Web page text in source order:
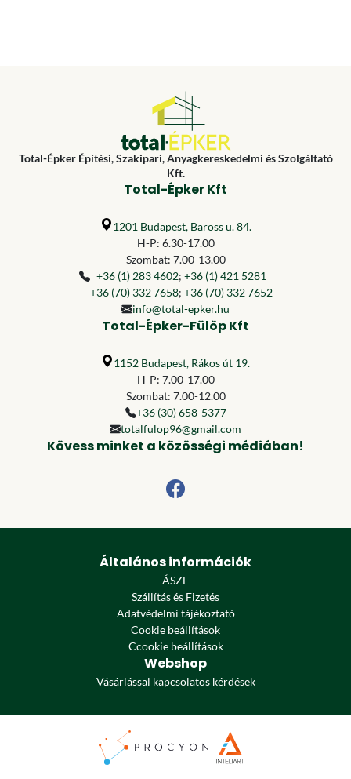
Total-Épker Építési, Szakipari, Anyagkereskedelmi és Szolgáltató
Kft.
Total-Épker Kft
1201 Budapest, Baross u. 84.
H-P: 6.30-17.00
Szombat: 7.00-13.00
+36 (1) 283 4602; +36 (1) 421 5281
+36 (70) 332 7658; +36 (70) 332 7652
info@total-epker.hu
Total-Épker-Fülöp Kft
1152 Budapest, Rákos út 19.
H-P: 7.00-17.00
Szombat: 7.00-12.00
+36 (30) 658-5377
totalfulop96@gmail.com
Kövess minket a közösségi médiában!
Általános információk
ÁSZF
Szállítás és Fizetés
Adatvédelmi tájékoztató
Cookie beállítások
Ccookie beállítások
Webshop
Vásárlással kapcsolatos kérdések